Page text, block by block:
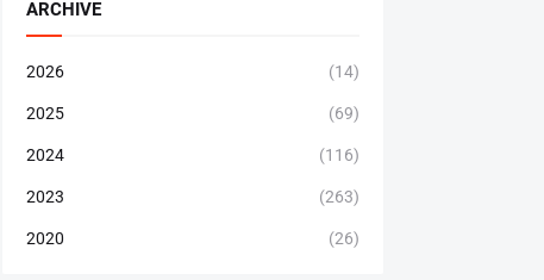
ARCHIVE
2026 (14)
2025 (69)
2024 (116)
2023 (263)
2020 (26)